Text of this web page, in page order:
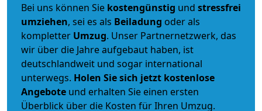
Bei uns können Sie kostengünstig und stressfrei
umziehen, sei es als Beiladung oder als
kompletter Umzug. Unser Partnernetzwerk, das
wir über die Jahre aufgebaut haben, ist
deutschlandweit und sogar international
unterwegs. Holen Sie sich jetzt kostenlose
Angebote und erhalten Sie einen ersten
Überblick über die Kosten für Ihren Umzug.